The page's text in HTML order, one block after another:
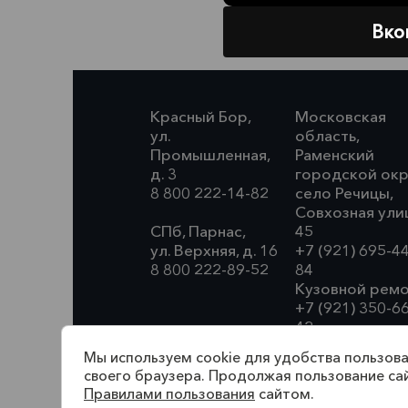
Красный Бор,
ул.
Промышленная,
д. 3
8 800 222-14-82
СПб, Парнас,
ул. Верхняя, д. 16
8 800 222-89-52
Московская
область,
Раменский
городской
село Речицы,
Совхозная
45
+7 (921) 695-
84
Кузовной
+7 (921) 350-
42
Мы используем cookie для удобства
своего браузера. Продолжая пользование
Правилами пользования сайтом.